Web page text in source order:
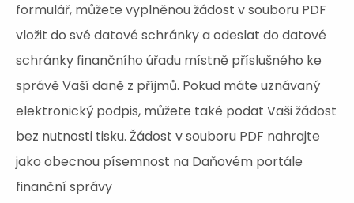
formulář, můžete vyplněnou žádost v souboru PDF
vložit do své datové schránky a odeslat do datové
schránky finančního úřadu místně příslušného ke
správě Vaší daně z příjmů. Pokud máte uznávaný
elektronický podpis, můžete také podat Vaši žádost
bez nutnosti tisku. Žádost v souboru PDF nahrajte
jako obecnou písemnost na Daňovém portále
finanční správy